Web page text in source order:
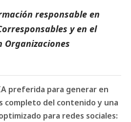
responsable en
y en el
Organizaciones
preferida para generar en
completo del contenido y una
para redes sociales: